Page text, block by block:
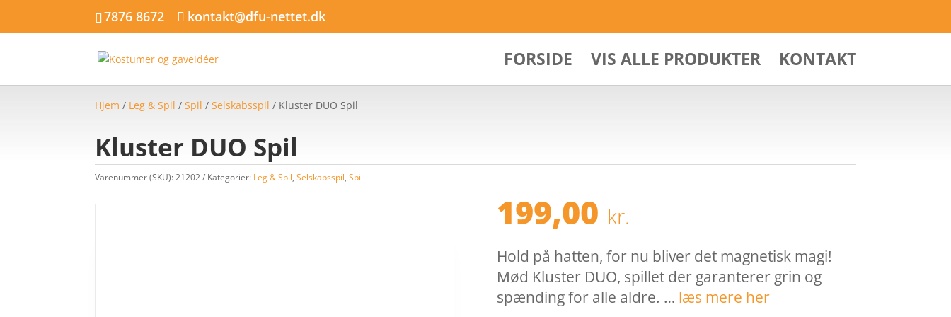
7876 8672 kontakt@dfu-nettet.dk
FORSIDE VIS ALLE PRODUKTER KONTAKT
Hjem / Leg & Spil /Spil /Selskabsspil / Kluster DUO Spil
Kluster DUO Spil
Varenummer (SKU):21202 Kategorier: Leg & Spil,Selskabsspil,Spil
199,00 kr.
Hold på hatten, for nu bliver det magnetisk magi!
Mød Kluster DUO, spillet der garanterer grin og
spænding for alle aldre. … læs mere her